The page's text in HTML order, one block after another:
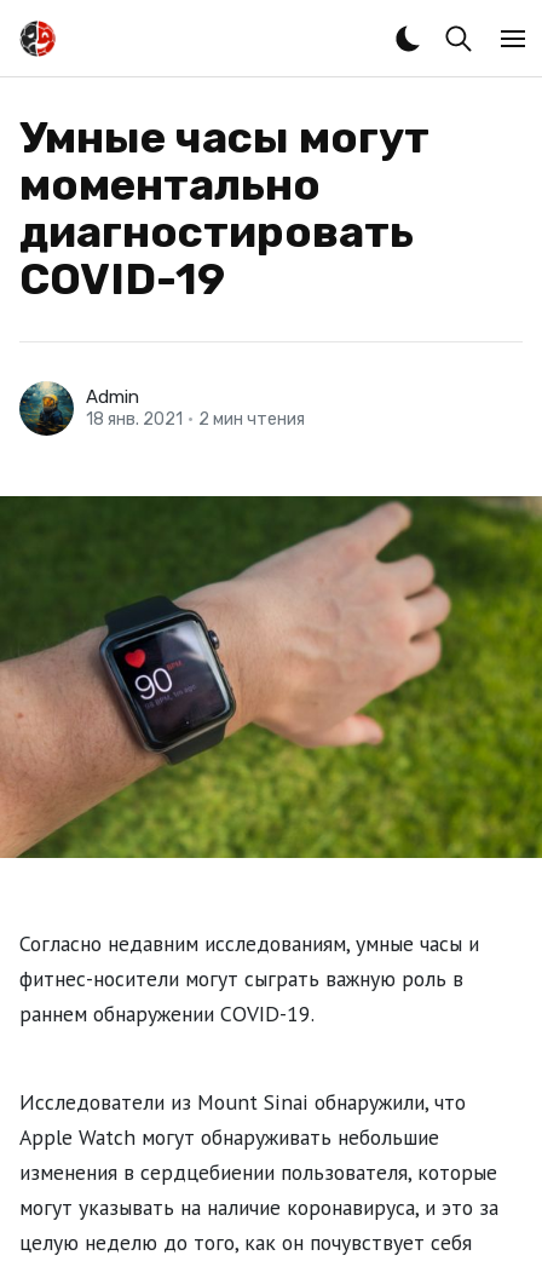
Умные часы могут
моментально
диагностировать
COVID-19
Admin
18 янв. 2021 • 2 мин чтения
Согласно недавним исследованиям, умные часы и
фитнес-носители могут сыграть важную роль в
раннем обнаружении COVID-19.
Исследователи из Mount Sinai обнаружили, что
Apple Watch могут обнаруживать небольшие
изменения в сердцебиении пользователя, которые
могут указывать на наличие коронавируса, и это за
целую неделю до того, как он почувствует себя